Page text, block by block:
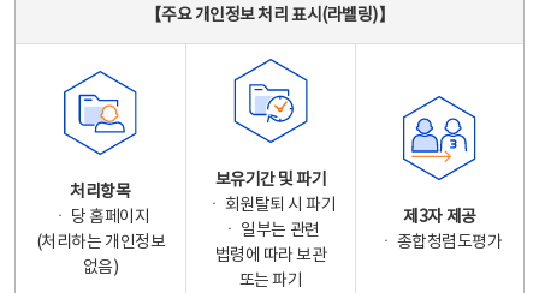
【주요 개인정보 처리 표시(라벨링)】
처리항목
ㆍ 당 홈페이지
(처리하는 개인정보
없음)
보유기간 및 파기
ㆍ 회원탈퇴 시 파기
ㆍ 일부는 관련
법령에 따라 보관
또는 파기
제3자 제공
ㆍ 종합청렴도평가